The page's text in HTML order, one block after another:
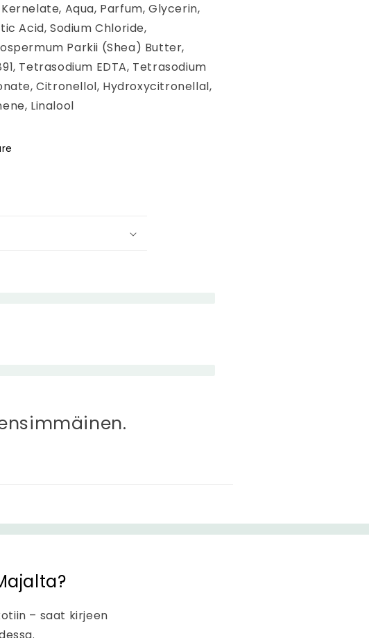
Aqua, Parfum, Glycerin,
Acid, Sodium Chloride,
Parkii (Shea) Butter,
Tetrasodium EDTA, Tetrasodium
Citronellol, Hydroxycitronellal,
Linalool
– saat kirjeen